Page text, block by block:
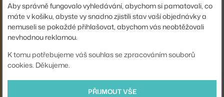
Životnost:
25000 hod.
Stmívatelné:
ano
Zdroj součástí:
ano
Aby správně fungovalo vyhledávání, abychom si pamatovali, co
máte v košíku, abyste vy snadno zjistili stav vaší objednávky a
nemuseli se pokaždé přihlašovat, abychom vás neobtěžovali
nevhodnou reklamou.
K tomu potřebujeme váš souhlas se zpracováním souborů
cookies. Děkujeme.
PŘIJMOUT VŠE